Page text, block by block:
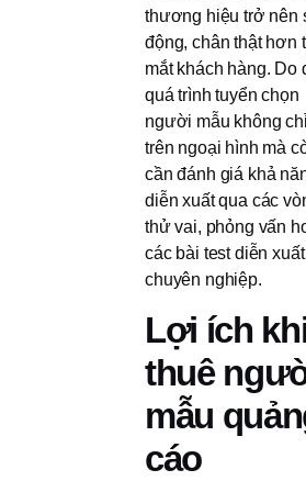
thương hiệu trở nên
động, chân thật hơn
mắt khách hàng. Do
quá trình tuyển chọn
người mẫu không
trên ngoại hình mà
cần đánh giá khả
diễn xuất qua các
thử vai, phỏng vấn
các bài test diễn xuất
chuyên nghiệp.
Lợi ích
thuê
mẫu
cáo